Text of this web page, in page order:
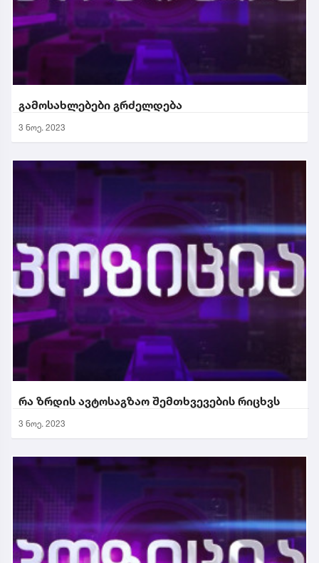
გამოსახლებები გრძელდება
3 ნოე. 2023
რა ზრდის ავტოსაგზაო შემთხვევების რიცხვს
3 ნოე. 2023